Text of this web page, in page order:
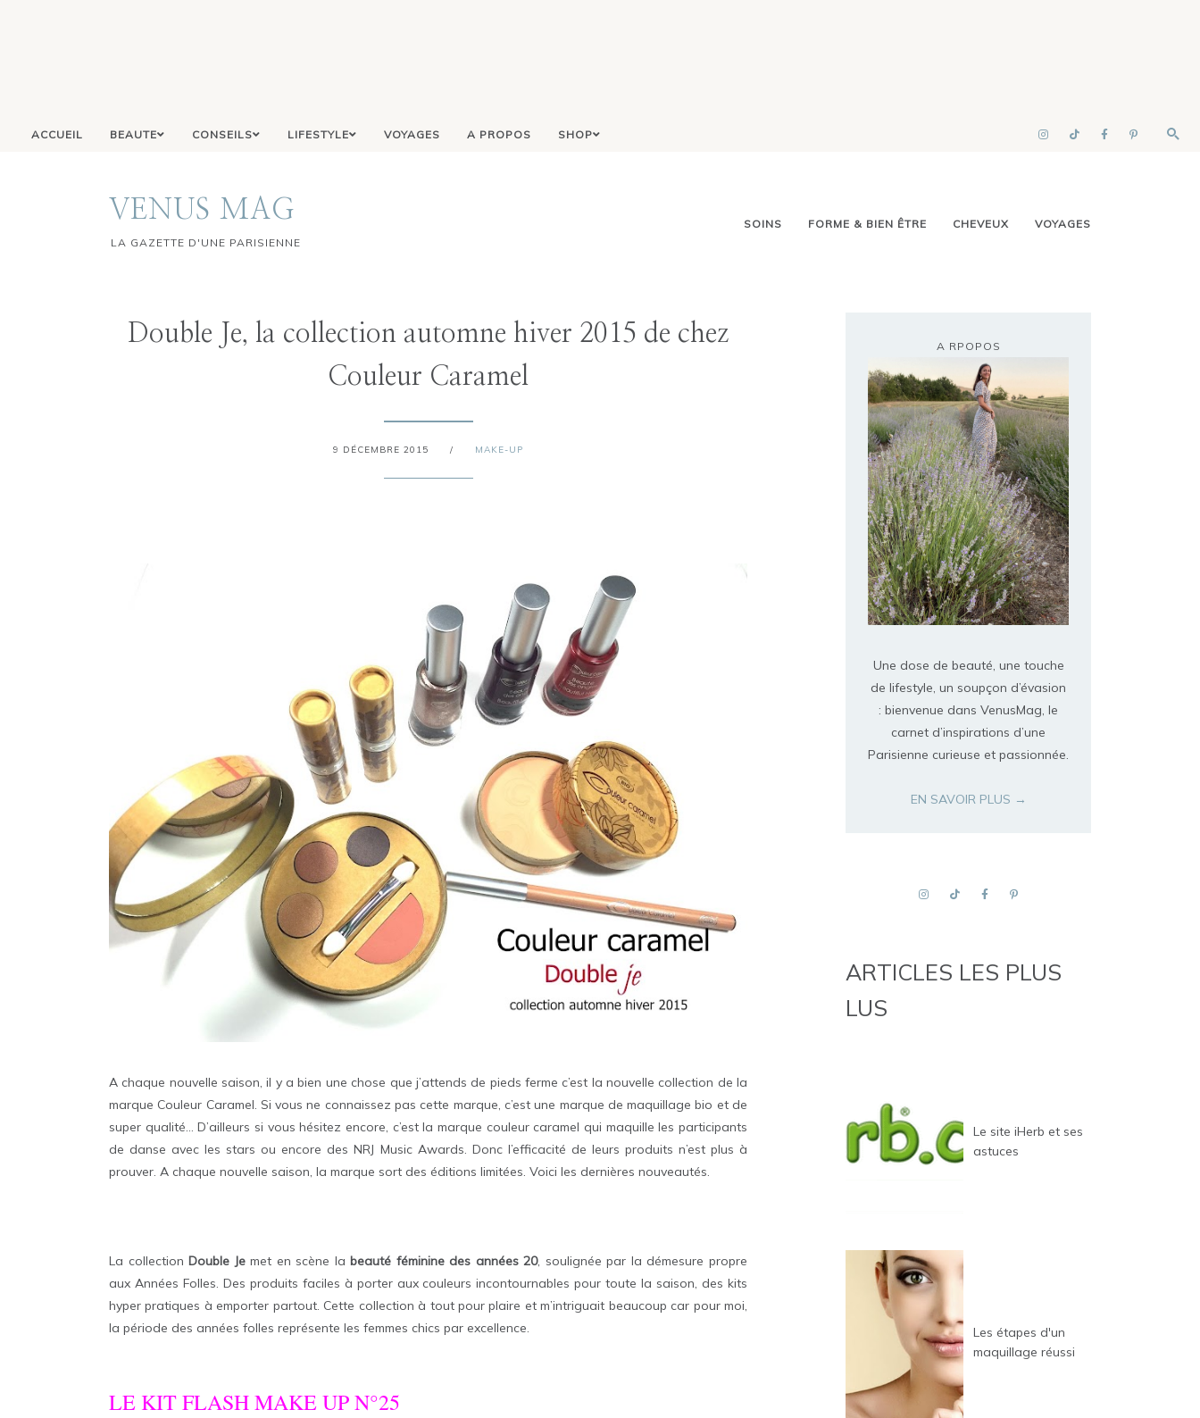
ACCUEIL BEAUTE CONSEILS LIFESTYLE VOYAGES A PROPOS SHOP
VENUS MAG
LA GAZETTE D'UNE PARISIENNE
SOINS FORME & BIEN ÊTRE CHEVEUX VOYAGES
Double Je, la collection automne hiver 2015 de chez
Couleur Caramel
9 DÉCEMBRE 2015 / MAKE-UP
A chaque nouvelle saison, il y a bien une chose que j’attends de pieds ferme c’est la nouvelle collection de la
marque Couleur Caramel. Si vous ne connaissez pas cette marque, c’est une marque de maquillage bio et de
super qualité… D’ailleurs si vous hésitez encore, c’est la marque couleur caramel qui maquille les participants
de danse avec les stars ou encore des NRJ Music Awards. Donc l’efficacité de leurs produits n’est plus à
prouver. A chaque nouvelle saison, la marque sort des éditions limitées. Voici les dernières nouveautés.
La collectionDouble Jemet en scène labeauté féminine des années 20, soulignée par la démesure propre
aux Années Folles. Des produits faciles à porter aux couleurs incontournables pour toute la saison, des kits
hyper pratiques à emporter partout. Cette collection à tout pour plaire et m’intriguait beaucoup car pour moi,
la période des années folles représente les femmes chics par excellence.
LE KIT FLASH MAKE UP N°25
A RPOPOS
Une dose de beauté, une touche
de lifestyle, un soupçon d’évasion
: bienvenue dans VenusMag, le
carnet d’inspirations d’une
Parisienne curieuse et passionnée.
EN SAVOIR PLUS →
ARTICLES LES PLUS
LUS
Le site iHerb et ses
astuces
Les étapes d'un
maquillage réussi